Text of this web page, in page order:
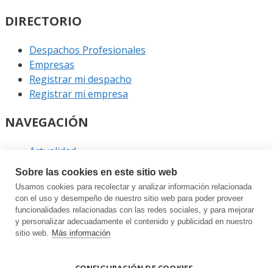
DIRECTORIO
Despachos Profesionales
Empresas
Registrar mi despacho
Registrar mi empresa
NAVEGACIÓN
Actualidad
Podcast
Entrevistas
Eventos
ENLACES
Sobre las cookies en este sitio web
Usamos cookies para recolectar y analizar información relacionada
con el uso y desempeño de nuestro sitio web para poder proveer
funcionalidades relacionadas con las redes sociales, y para mejorar
y personalizar adecuadamente el contenido y publicidad en nuestro
sitio web. Más información